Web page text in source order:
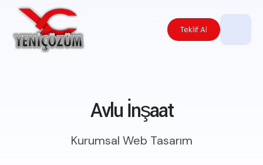
Teklif Al
Avlu İnşaat
Kurumsal Web Tasarım